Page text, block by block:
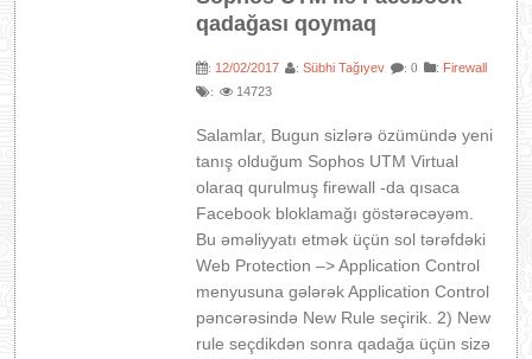
qadağası qoymaq
: 12/02/2017 :Sübhi Tağıyev : 0 : Firewall
: 14723
Salamlar, Bugun sizlərə özümündə yeni
tanış olduğum Sophos UTM Virtual
olaraq qurulmuş firewall -da qısaca
Facebook bloklamağı göstərəcəyəm.
Bu əməliyyatı etmək üçün sol tərəfdəki
Web Protection –> Application Control
menyusuna gələrək Application Control
pəncərəsində New Rule seçirik. 2) New
rule seçdikdən sonra qadağa üçün sizə